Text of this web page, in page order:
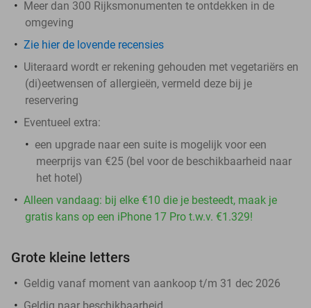
Meer dan 300 Rijksmonumenten te ontdekken in de
omgeving
Zie hier de lovende recensies
Uiteraard wordt er rekening gehouden met vegetariërs en
(di)eetwensen of allergieën, vermeld deze bij je
reservering
Eventueel extra:
een upgrade naar een suite is mogelijk voor een
meerprijs van €25 (bel voor de beschikbaarheid naar
het hotel)
Alleen vandaag: bij elke €10 die je besteedt, maak je
gratis kans op een iPhone 17 Pro t.w.v. €1.329!
Grote kleine letters
Geldig vanaf moment van aankoop t/m 31 dec 2026